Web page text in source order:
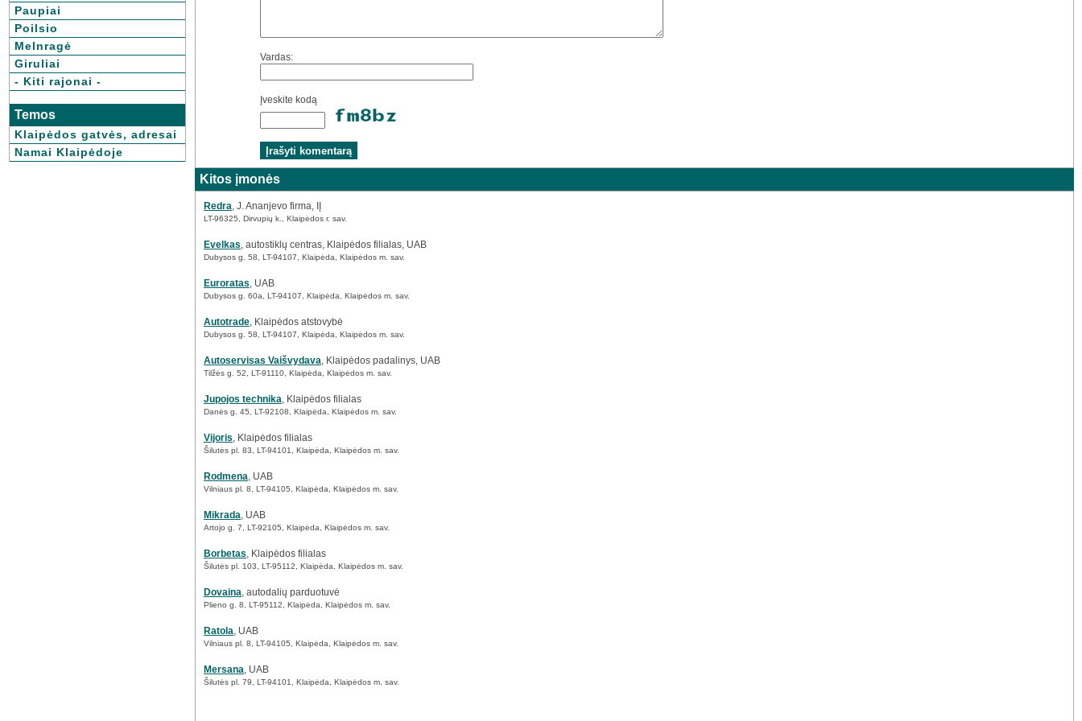
Paupiai
Poilsio
Melnragė
Giruliai
- Kiti rajonai -
Temos
Klaipėdos gatvės, adresai
Namai Klaipėdoje
Vardas:
Įveskite kodą
Kitos įmonės
Redra, J. Ananjevo firma, IĮ
LT-96325, Dirvupių k., Klaipėdos r. sav.
Evelkas, autostiklų centras, Klaipėdos filialas, UAB
Dubysos g. 58, LT-94107, Klaipėda, Klaipėdos m. sav.
Euroratas, UAB
Dubysos g. 60a, LT-94107, Klaipėda, Klaipėdos m. sav.
Autotrade, Klaipėdos atstovybė
Dubysos g. 58, LT-94107, Klaipėda, Klaipėdos m. sav.
Autoservisas Vaišvydava, Klaipėdos padalinys, UAB
Tilžės g. 52, LT-91110, Klaipėda, Klaipėdos m. sav.
Jupojos technika, Klaipėdos filialas
Danės g. 45, LT-92108, Klaipėda, Klaipėdos m. sav.
Vijoris, Klaipėdos filialas
Šilutės pl. 83, LT-94101, Klaipėda, Klaipėdos m. sav.
Rodmena, UAB
Vilniaus pl. 8, LT-94105, Klaipėda, Klaipėdos m. sav.
Mikrada, UAB
Artojo g. 7, LT-92105, Klaipėda, Klaipėdos m. sav.
Borbetas, Klaipėdos filialas
Šilutės pl. 103, LT-95112, Klaipėda, Klaipėdos m. sav.
Dovaina, autodalių parduotuvė
Plieno g. 8, LT-95112, Klaipėda, Klaipėdos m. sav.
Ratola, UAB
Vilniaus pl. 8, LT-94105, Klaipėda, Klaipėdos m. sav.
Mersana, UAB
Šilutės pl. 79, LT-94101, Klaipėda, Klaipėdos m. sav.